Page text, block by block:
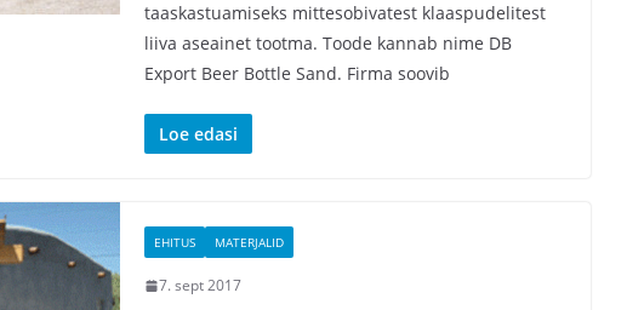
taaskastuamiseks mittesobivatest klaaspudelitest
liiva aseainet tootma. Toode kannab nime DB
Export Beer Bottle Sand. Firma soovib
Loe edasi
EHITUS MATERJALID
7. sept 2017